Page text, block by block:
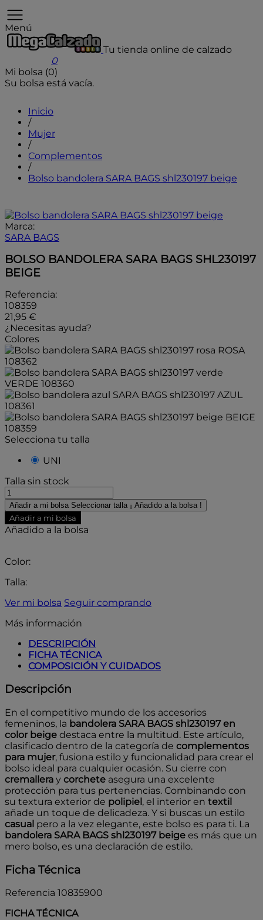
Menú
Tu tienda online de calzado
0
Mi bolsa (0)
Su bolsa está vacía.
Inicio
/
Mujer
/
Complementos
/
Bolso bandolera SARA BAGS shl230197 beige
Marca:
SARA BAGS
BOLSO BANDOLERA SARA BAGS SHL230197
BEIGE
Referencia:
108359
21,95 €
¿Necesitas ayuda?
Colores
ROSA
108362
VERDE 108360
AZUL
108361
BEIGE
108359
Selecciona tu talla
UNI
Talla sin stock
Añadir a mi bolsa Seleccionar talla ¡ Añadido a la bolsa !
Añadir a mi bolsa
Añadido a la bolsa
Color:
Talla:
Ver mi bolsa Seguir comprando
Más información
DESCRIPCIÓN
FICHA TÉCNICA
COMPOSICIÓN Y CUIDADOS
Descripción
En el competitivo mundo de los accesorios
femeninos, la bandolera SARA BAGS shl230197 en
color beige destaca entre la multitud. Este artículo,
clasificado dentro de la categoría de complementos
para mujer, fusiona estilo y funcionalidad para crear el
bolso ideal para cualquier ocasión. Su cierre con
cremallera y corchete asegura una excelente
protección para tus pertenencias. Combinando con
su textura exterior de polipiel, el interior en textil
añade un toque de delicadeza. Y si buscas un estilo
casual pero a la vez elegante, este bolso es para ti. La
bandolera SARA BAGS shl230197 beige es más que un
mero bolso, es una declaración de estilo.
Ficha Técnica
Referencia 10835900
FICHA TÉCNICA